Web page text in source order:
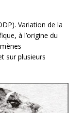
Variation de la
à l’origine du
sur plusieurs